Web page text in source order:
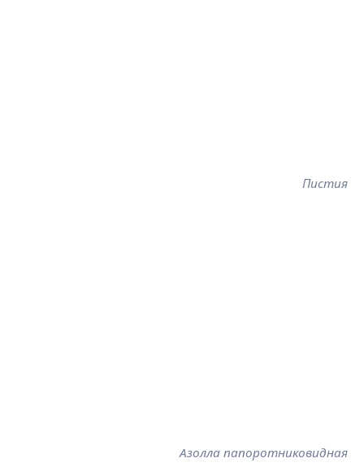
Пистия
Азолла папоротниковидная